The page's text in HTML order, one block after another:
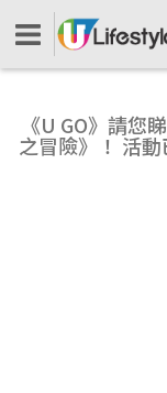
《U GO》請您
之冒險》！ 活